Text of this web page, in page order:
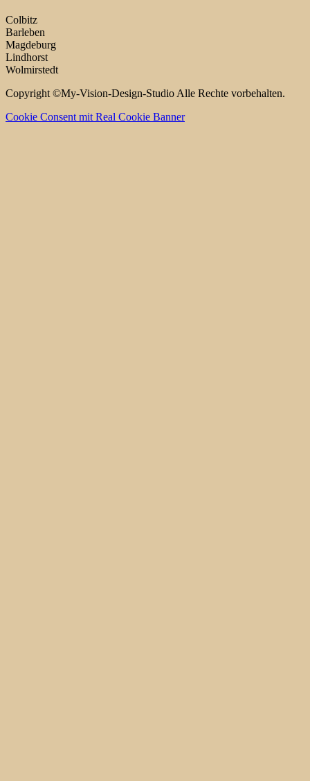
Colbitz
Barleben
Magdeburg
Lindhorst
Wolmirstedt
Copyright ©My-Vision-Design-Studio Alle Rechte vorbehalten.
Cookie Consent mit Real Cookie Banner